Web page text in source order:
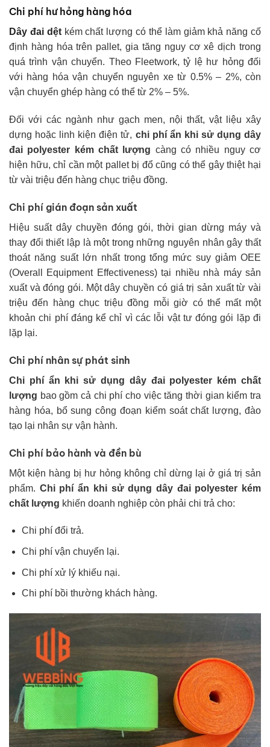
Chi phí hư hỏng hàng hóa
Dây đai dệtkém chất lượng có thể làm giảm khả năng cố
định hàng hóa trên pallet, gia tăng nguy cơ xê dịch trong
quá trình vận chuyển. Theo Fleetwork, tỷ lệ hư hỏng đối
với hàng hóa vận chuyển nguyên xe từ 0.5% – 2%, còn
vận chuyển ghép hàng có thể từ 2% – 5%.
Đối với các ngành như gạch men, nội thất, vật liệu xây
dựng hoặc linh kiện điện tử, chi phí ẩn khi sử dụng dây
đai polyester kém chất lượng càng có nhiều nguy cơ
hiện hữu, chỉ cần một pallet bị đổ cũng có thể gây thiệt hại
từ vài triệu đến hàng chục triệu đồng.
Chi phí gián đoạn sản xuất
Hiệu suất dây chuyền đóng gói, thời gian dừng máy và
thay đổi thiết lập là một trong những nguyên nhân gây thất
thoát năng suất lớn nhất trong tổng mức suy giảm OEE
(Overall Equipment Effectiveness) tại nhiều nhà máy sản
xuất và đóng gói. Một dây chuyền có giá trị sản xuất từ vài
triệu đến hàng chục triệu đồng mỗi giờ có thể mất một
khoản chi phí đáng kể chỉ vì các lỗi vật tư đóng gói lặp đi
lặp lại.
Chi phí nhân sự phát sinh
Chi phí ẩn khi sử dụng dây đai polyester kém chất
lượng bao gồm cả chi phí cho việc tăng thời gian kiểm tra
hàng hóa, bổ sung công đoạn kiểm soát chất lượng, đào
tạo lại nhân sự vận hành.
Chi phí bảo hành và đền bù
Một kiện hàng bị hư hỏng không chỉ dừng lại ở giá trị sản
phẩm. Chi phí ẩn khi sử dụng dây đai polyester kém
chất lượng khiến doanh nghiệp còn phải chi trả cho:
Chi phí đổi trả.
Chi phí vận chuyển lại.
Chi phí xử lý khiếu nại.
Chi phí bồi thường khách hàng.